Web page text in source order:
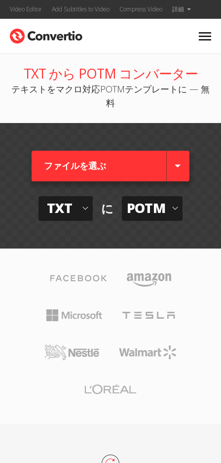
Video Editor Add Subtitles to Video Compress Video 詳細
TXT から POTM コンバーター
テキストをマクロ対応POTMテンプレートに — 無
料
ファイルを選ぶ
TXT に POTM